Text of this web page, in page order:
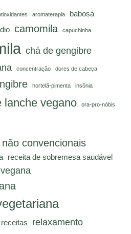
aromaterapia babosa
camomila capuchinha
chá de gengibre
concentração dores de cabeça
hortelã-pimenta insônia
lanche vegano ora-pro-nóbis
convencionais
receita de sobremesa saudável
receitas relaxamento